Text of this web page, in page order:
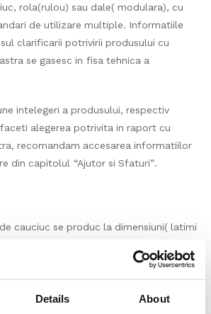
Details About
rola(rulou) sau dale( modulara), cu
de utilizare multiple. Informatiile
clarificarii potrivirii produsului cu
se gasesc in fisa tehnica a
intelegeri a produsului, respectiv
alegerea potrivita in raport cu
recomandam accesarea informatiilor
din capitolul “Ajutor si Sfaturi”.
cauciuc se produc la dimensiuni( latimi
respectiv cantitatea achizitionata